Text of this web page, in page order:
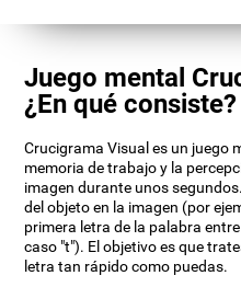
Juego mental
¿En qué consiste?
Crucigrama Visual es un juego
memoria de trabajo y la
imagen durante unos
del objeto en la imagen (por
primera letra de la palabra
caso "t"). El objetivo es que
letra tan rápido como puedas.